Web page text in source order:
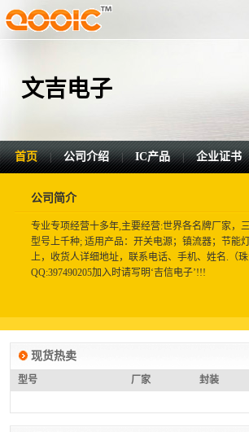
文吉电子
首页 | 公司介绍 | IC产品 | 企业证书
公司简介
专业专项经营十多年,主要经营:世界各名牌厂家，
型号上千种; 适用产品：开关电源；镇流器；节能
上，收货人详细地址，联系电话、手机、姓名.（
QQ:397490205加入时请写明‘吉信电子’!!!
现货热卖
型号 厂家 封装